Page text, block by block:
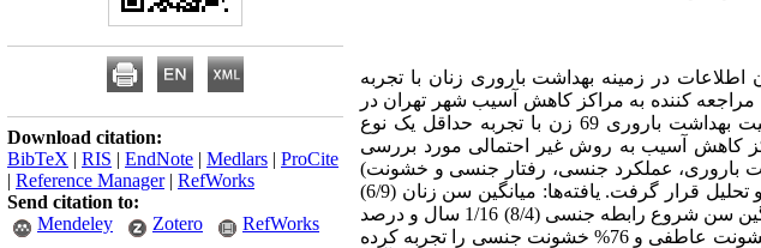
در زمینه بهداشت باروری زنان با تجربه
کننده به مراکز کاهش آسیب شهر تهران در
سال 1389 انجام گرفت. مواد و روشها: در این مطالعه توصیفی- مقطعی، وضعیت بهداشت باروری 69 زن با تجربه حداقل یک نوع
کننده به مراکز کاهش آسیب به روش غیر احتمالی مورد بررسی
5 قسمتی (دموگرافیک، بهداشت باروری، عملکرد جنسی، رفتار جنسی و خشونت)
به روش مصاحبه جمع‌آوری گردید و با استفاده از نرم افزارSPSS 18 مورد تجزیه و تحلیل قرار گرفت. یافته‌ها: میانگین سن زنان (6/9)
3/34 سال بود و 7/37% آنها مطلقه بودند. میانگین سن ازدواج (5/2) 7/16 سال، میانگین سن شروع رابطه جنسی (8/4) 1/16 سال و درصد
بیسوادی 4/17% بود. 3/69% هر سه نوع خشونت،3/85% خشونت جسمی‌، 7/86% خشونت عاطفی و 76% خشونت جنسی را تجربه کرده
Download citation:
BibTeX | RIS | EndNote | Medlars | ProCite
| Reference Manager| RefWorks
Send citation to:
Mendeley
Zotero RefWorks